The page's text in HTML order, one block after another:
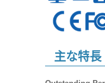
主な特長